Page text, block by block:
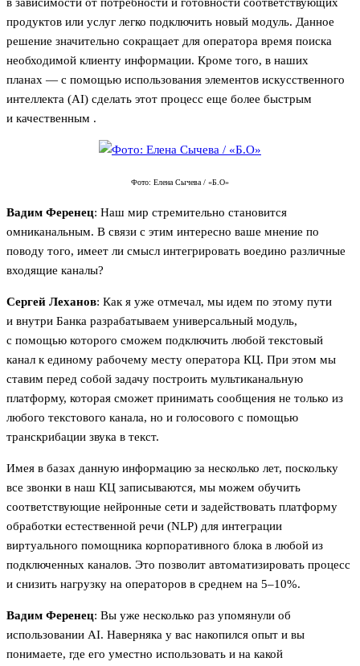
продуктов или услуг легко подключить новый модуль. Данное
решение значительно сокращает для оператора время поиска
необходимой клиенту информации. Кроме того, в наших
планах — с помощью использования элементов искусственного
интеллекта (AI) сделать этот процесс еще более быстрым
и качественным .
Фото: Елена Сычева / «Б.О»
Вадим Ференец: Наш мир стремительно становится
омниканальным. В связи с этим интересно ваше мнение по
поводу того, имеет ли смысл интегрировать воедино различные
входящие каналы?
Сергей Леханов: Как я уже отмечал, мы идем по этому пути
и внутри Банка разрабатываем универсальный модуль,
с помощью которого сможем подключить любой текстовый
канал к единому рабочему месту оператора КЦ. При этом мы
ставим перед собой задачу построить мультиканальную
платформу, которая сможет принимать сообщения не только из
любого текстового канала, но и голосового с помощью
транскрибации звука в текст.
Имея в базах данную информацию за несколько лет, поскольку
все звонки в наш КЦ записываются, мы можем обучить
соответствующие нейронные сети и задействовать платформу
обработки естественной речи (NLP) для интеграции
виртуального помощника корпоративного блока в любой из
подключенных каналов. Это позволит автоматизировать процесс
и снизить нагрузку на операторов в среднем на 5–10%.
Вадим Ференец: Вы уже несколько раз упомянули об
использовании AI. Наверняка у вас накопился опыт и вы
понимаете, где его уместно использовать и на какой